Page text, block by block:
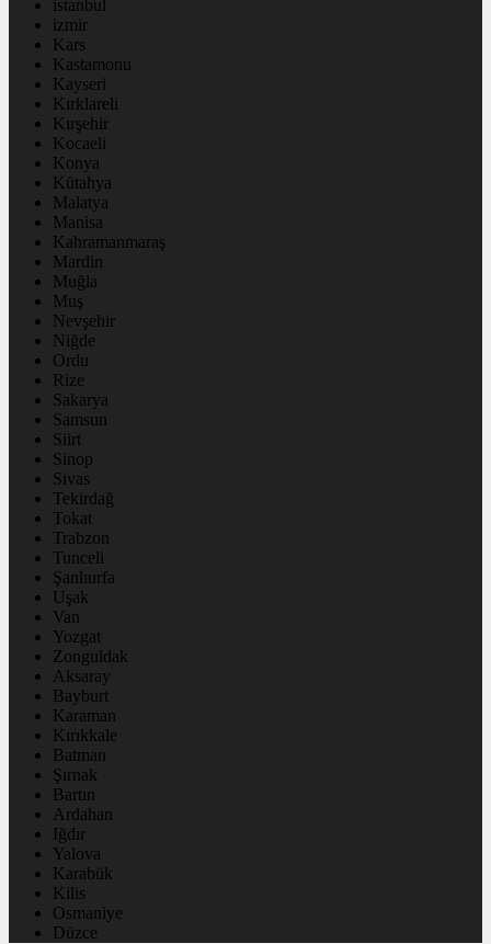
istanbul
izmir
Kars
Kastamonu
Kayseri
Kırklareli
Kırşehir
Kocaeli
Konya
Kütahya
Malatya
Manisa
Kahramanmaraş
Mardin
Muğla
Muş
Nevşehir
Niğde
Ordu
Rize
Sakarya
Samsun
Siirt
Sinop
Sivas
Tekirdağ
Tokat
Trabzon
Tunceli
Şanlıurfa
Uşak
Van
Yozgat
Zonguldak
Aksaray
Bayburt
Karaman
Kırıkkale
Batman
Şırnak
Bartın
Ardahan
Iğdır
Yalova
Karabük
Kilis
Osmaniye
Düzce